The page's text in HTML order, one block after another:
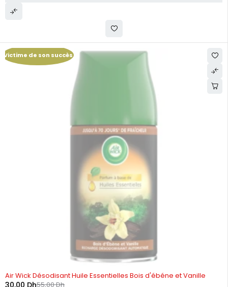
Victime de son succès
RUPTURE DE STOCK
Air Wick Désodisant Huile Essentielles Bois d'ébéne et Vanille
55,00Dh
30,00 Dh